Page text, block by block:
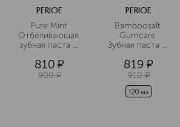
PERIOE
Pure Mint
Отбеливающая
зубная паста c
солью
810 ¤
900 ¤
PERIOE
Bamboosalt
Gumcare
Зубная паста с
солью для
профилактики
проблем с
деснами
819 ¤
910 ¤
120 мл